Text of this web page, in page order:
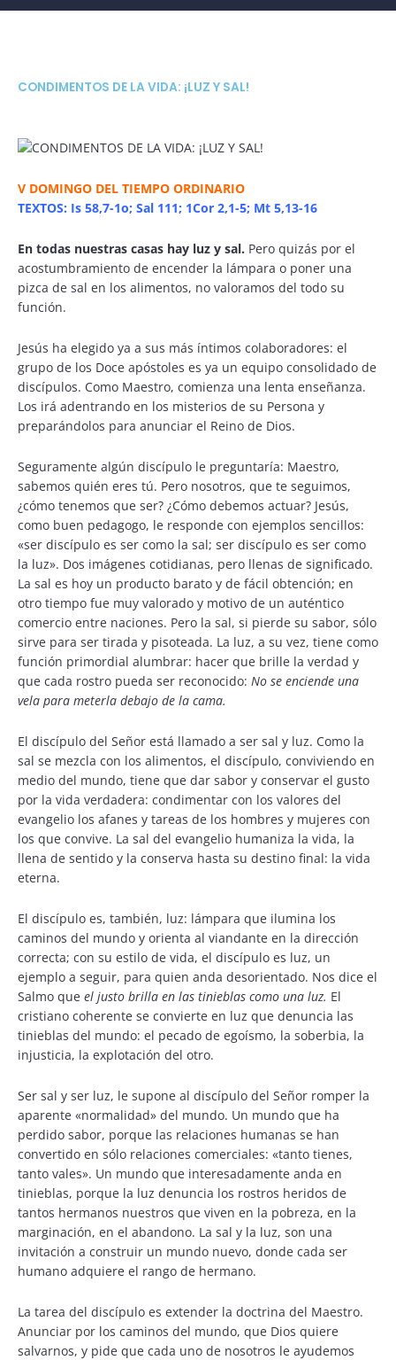
CONDIMENTOS DE LA VIDA: ¡LUZ Y SAL!
V DOMINGO DEL TIEMPO ORDINARIO
TEXTOS: Is 58,7-1o; Sal 111; 1Cor 2,1-5; Mt 5,13-16
En todas nuestras casas hay luz y sal. Pero quizás por el
acostumbramiento de encender la lámpara o poner una
pizca de sal en los alimentos, no valoramos del todo su
función.
Jesús ha elegido ya a sus más íntimos colaboradores: el
grupo de los Doce apóstoles es ya un equipo consolidado de
discípulos. Como Maestro, comienza una lenta enseñanza.
Los irá adentrando en los misterios de su Persona y
preparándolos para anunciar el Reino de Dios.
Seguramente algún discípulo le preguntaría: Maestro,
sabemos quién eres tú. Pero nosotros, que te seguimos,
¿cómo tenemos que ser? ¿Cómo debemos actuar? Jesús,
como buen pedagogo, le responde con ejemplos sencillos:
«ser discípulo es ser como la sal; ser discípulo es ser como
la luz». Dos imágenes cotidianas, pero llenas de significado.
La sal es hoy un producto barato y de fácil obtención; en
otro tiempo fue muy valorado y motivo de un auténtico
comercio entre naciones. Pero la sal, si pierde su sabor, sólo
sirve para ser tirada y pisoteada. La luz, a su vez, tiene como
función primordial alumbrar: hacer que brille la verdad y
que cada rostro pueda ser reconocido: No se enciende una
vela para meterla debajo de la cama.
El discípulo del Señor está llamado a ser sal y luz. Como la
sal se mezcla con los alimentos, el discípulo, conviviendo en
medio del mundo, tiene que dar sabor y conservar el gusto
por la vida verdadera: condimentar con los valores del
evangelio los afanes y tareas de los hombres y mujeres con
los que convive. La sal del evangelio humaniza la vida, la
llena de sentido y la conserva hasta su destino final: la vida
eterna.
El discípulo es, también, luz: lámpara que ilumina los
caminos del mundo y orienta al viandante en la dirección
correcta; con su estilo de vida, el discípulo es luz, un
ejemplo a seguir, para quien anda desorientado. Nos dice el
Salmo que el justo brilla en las tinieblas como una luz. El
cristiano coherente se convierte en luz que denuncia las
tinieblas del mundo: el pecado de egoísmo, la soberbia, la
injusticia, la explotación del otro.
Ser sal y ser luz, le supone al discípulo del Señor romper la
aparente «normalidad» del mundo. Un mundo que ha
perdido sabor, porque las relaciones humanas se han
convertido en sólo relaciones comerciales: «tanto tienes,
tanto vales». Un mundo que interesadamente anda en
tinieblas, porque la luz denuncia los rostros heridos de
tantos hermanos nuestros que viven en la pobreza, en la
marginación, en el abandono. La sal y la luz, son una
invitación a construir un mundo nuevo, donde cada ser
humano adquiere el rango de hermano.
La tarea del discípulo es extender la doctrina del Maestro.
Anunciar por los caminos del mundo, que Dios quiere
salvarnos, y pide que cada uno de nosotros le ayudemos